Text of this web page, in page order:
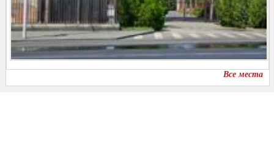
Все места